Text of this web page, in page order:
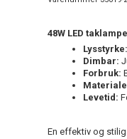
48W LED
Lysstyrke:
Dimbar:
Forbruk:
Levetid:
En effektiv og